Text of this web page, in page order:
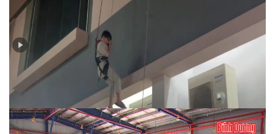
Bản tin PCCC số 4-2025: An toàn PCCC tại chung cư,
nhà cao tầng